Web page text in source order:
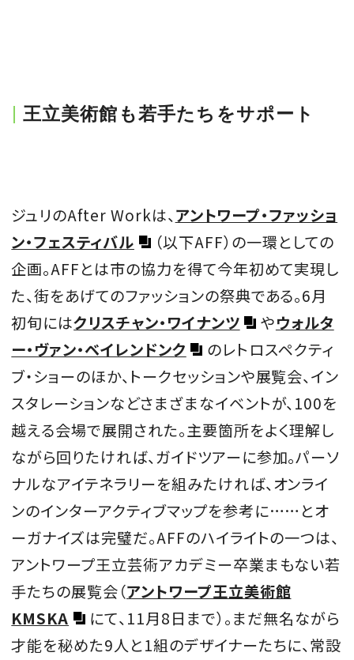
王立美術館も若手たちをサポート
ジュリのAfter Workは、アントワープ・ファッショ
ン・フェスティバル
（以下AFF）の一環としての
企画。AFFとは市の協力を得て今年初めて実現し
た、街をあげてのファッションの祭典である。6月
初旬にはクリスチャン・ワイナンツ やウォルタ
ー・ヴァン・ベイレンドンク
のレトロスペクティ
ブ・ショーのほか、トークセッションや展覧会、イン
スタレーションなどさまざまなイベントが、100を
越える会場で展開された。主要箇所をよく理解し
ながら回りたければ、ガイドツアーに参加。パーソ
ナルなアイテネラリーを組みたければ、オンライ
ンのインターアクティブマップを参考に……とオ
ーガナイズは完璧だ。AFFのハイライトの一つは、
アントワープ王立芸術アカデミー卒業まもない若
手たちの展覧会（アントワープ王立美術館
KMSKA
にて、11月8日まで）。まだ無名ながら
才能を秘めた9人と1組のデザイナーたちに、常設